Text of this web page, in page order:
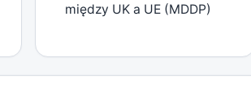
między UK a UE (MDDP)